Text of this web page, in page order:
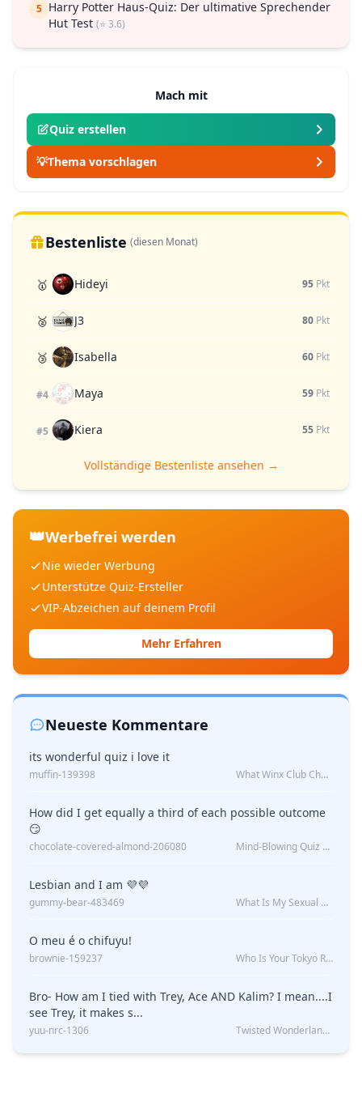
5 Harry Potter Haus-Quiz: Der ultimative Sprechender
Hut Test (⭐ 3.6)
Mach mit
Quiz erstellen
💡Thema vorschlagen
Bestenliste (diesen Monat)
🥇 Hideyi 95 Pkt
🥈 J3 80 Pkt
🥉 Isabella 60 Pkt
#4 Maya 59 Pkt
#5 Kiera 55 Pkt
Vollständige Bestenliste ansehen →
👑Werbefrei werden
Nie wieder Werbung
Unterstütze Quiz-Ersteller
VIP-Abzeichen auf deinem Profil
Mehr Erfahren
Neueste Kommentare
its wonderful quiz i love it
muffin-139398 What Winx Club Character Are You?
How did I get equally a third of each possible outcome
😏
chocolate-covered-almond-206080 Mind-Blowing Quiz Reveals: Will I Be Alone Forever?
Lesbian and I am 💜💜
gummy-bear-483469 What Is My Sexual Orientation: Uncovered
O meu é o chifuyu!
brownie-159237 Who Is Your Tokyo Revengers Boyfriend?
Bro- How am I tied with Trey, Ace AND Kalim? I mean....I
see Trey, it makes s...
yuu-nrc-1306 Twisted Wonderland Kin Quiz